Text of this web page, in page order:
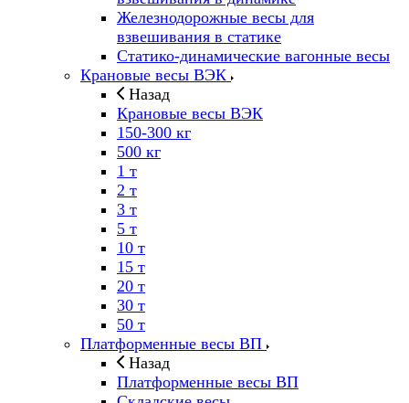
Железнодорожные весы для
взвешивания в статике
Статико-динамические вагонные весы
Крановые весы ВЭК
Назад
Крановые весы ВЭК
150-300 кг
500 кг
1 т
2 т
3 т
5 т
10 т
15 т
20 т
30 т
50 т
Платформенные весы ВП
Назад
Платформенные весы ВП